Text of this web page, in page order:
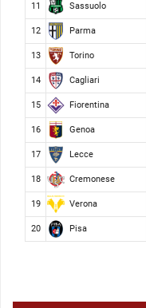
11 Sassuolo
12 Parma
13 Torino
14 Cagliari
15 Fiorentina
16 Genoa
17 Lecce
18 Cremonese
19 Verona
20 Pisa